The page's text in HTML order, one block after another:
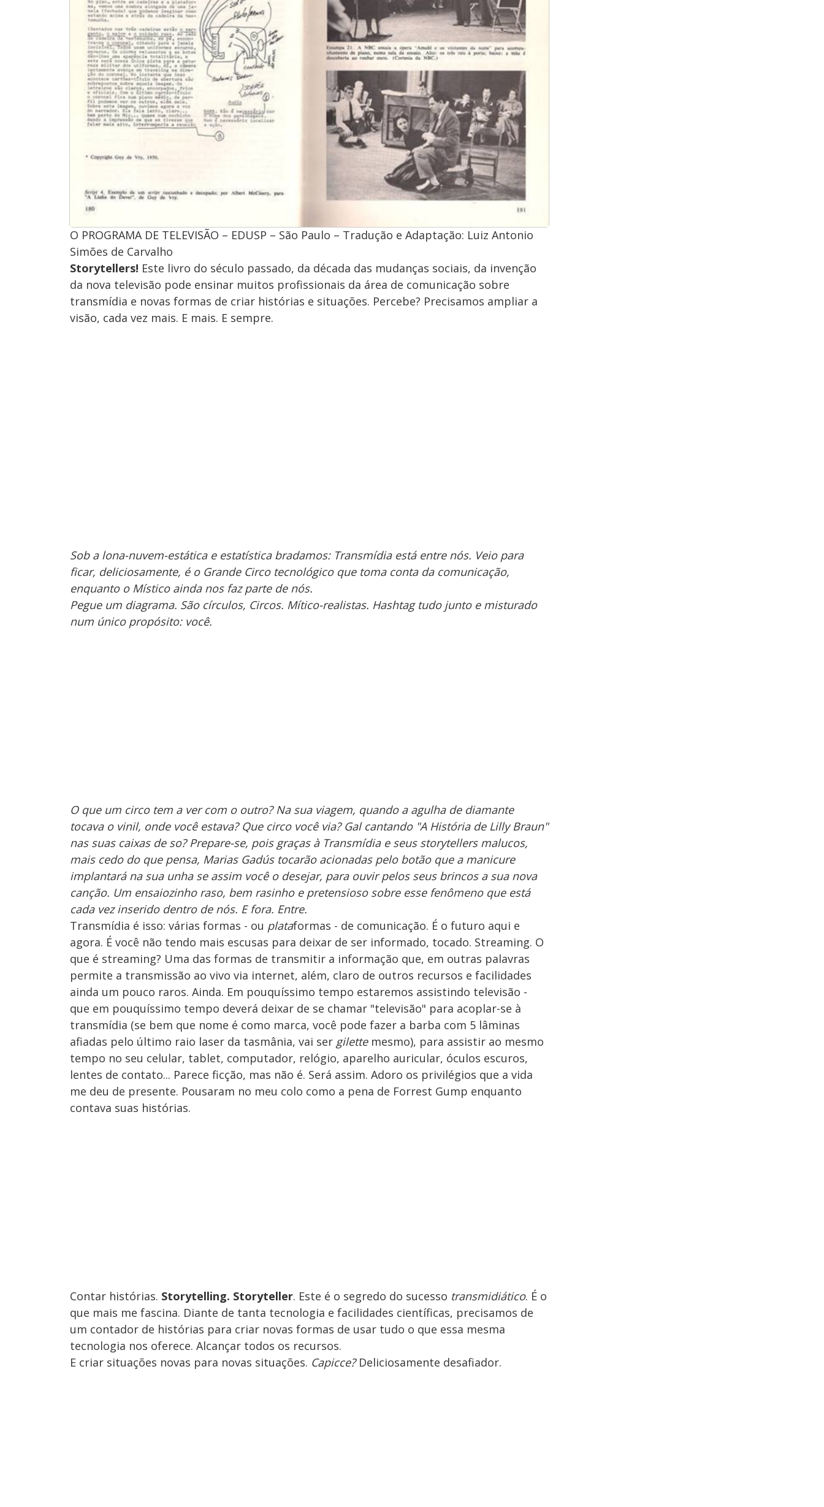
O PROGRAMA DE TELEVISÃO – EDUSP – São Paulo – Tradução e Adaptação: Luiz Antonio
Simões de Carvalho
Storytellers! Este livro do século passado, da década das mudanças sociais, da invenção
da nova televisão pode ensinar muitos profissionais da área de comunicação sobre
transmídia e novas formas de criar histórias e situações. Percebe? Precisamos ampliar a
visão, cada vez mais. E mais. E sempre.
Sob a lona-nuvem-estática e estatística bradamos: Transmídia está entre nós. Veio para
ficar, deliciosamente, é o Grande Circo tecnológico que toma conta da comunicação,
enquanto o Místico ainda nos faz parte de nós.
Pegue um diagrama. São círculos, Circos. Mítico-realistas. Hashtag tudo junto e misturado
num único propósito: você.
O que um circo tem a ver com o outro? Na sua viagem, quando a agulha de diamante
tocava o vinil, onde você estava? Que circo você via? Gal cantando "A História de Lilly Braun"
nas suas caixas de so? Prepare-se, pois graças à Transmídia e seus storytellers malucos,
mais cedo do que pensa, Marias Gadús tocarão acionadas pelo botão que a manicure
implantará na sua unha se assim você o desejar, para ouvir pelos seus brincos a sua nova
canção. Um ensaiozinho raso, bem rasinho e pretensioso sobre esse fenômeno que está
cada vez inserido dentro de nós. E fora. Entre.
Transmídia é isso: várias formas - ou plataformas - de comunicação. É o futuro aqui e
agora. É você não tendo mais escusas para deixar de ser informado, tocado. Streaming. O
que é streaming? Uma das formas de transmitir a informação que, em outras palavras
permite a transmissão ao vivo via internet, além, claro de outros recursos e facilidades
ainda um pouco raros. Ainda. Em pouquíssimo tempo estaremos assistindo televisão -
que em pouquíssimo tempo deverá deixar de se chamar "televisão" para acoplar-se à
transmídia (se bem que nome é como marca, você pode fazer a barba com 5 lâminas
afiadas pelo último raio laser da tasmânia, vai ser gilettemesmo), para assistir ao mesmo
tempo no seu celular, tablet, computador, relógio, aparelho auricular, óculos escuros,
lentes de contato... Parece ficção, mas não é. Será assim. Adoro os privilégios que a vida
me deu de presente. Pousaram no meu colo como a pena de Forrest Gump enquanto
contava suas histórias.
Contar histórias. Storytelling. Storyteller. Este é o segredo do sucesso transmidiático. É o
que mais me fascina. Diante de tanta tecnologia e facilidades científicas, precisamos de
um contador de histórias para criar novas formas de usar tudo o que essa mesma
tecnologia nos oferece. Alcançar todos os recursos.
E criar situações novas para novas situações. Capicce? Deliciosamente desafiador.